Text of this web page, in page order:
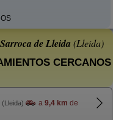
Sarroca de Lleida (Lleida)
CERCANOS
(Lleida) a 9,4 km de